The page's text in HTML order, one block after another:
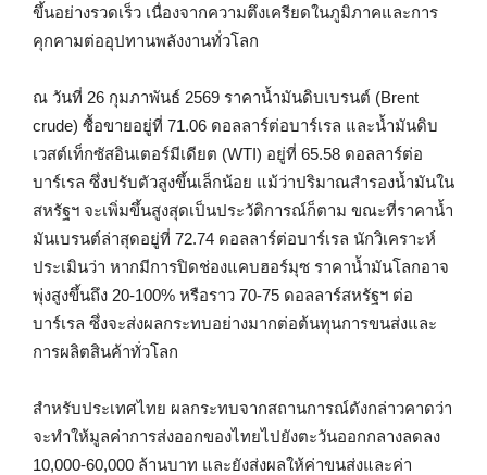
ขึ้นอย่างรวดเร็ว เนื่องจากความตึงเครียดในภูมิภาคและการ
คุกคามต่ออุปทานพลังงานทั่วโลก
ณ วันที่ 26 กุมภาพันธ์ 2569 ราคาน้ำมันดิบเบรนต์ (Brent
crude) ซื้อขายอยู่ที่ 71.06 ดอลลาร์ต่อบาร์เรล และน้ำมันดิบ
เวสต์เท็กซัสอินเตอร์มีเดียต (WTI) อยู่ที่ 65.58 ดอลลาร์ต่อ
บาร์เรล ซึ่งปรับตัวสูงขึ้นเล็กน้อย แม้ว่าปริมาณสำรองน้ำมันใน
สหรัฐฯ จะเพิ่มขึ้นสูงสุดเป็นประวัติการณ์ก็ตาม ขณะที่ราคาน้ำ
มันเบรนต์ล่าสุดอยู่ที่ 72.74 ดอลลาร์ต่อบาร์เรล นักวิเคราะห์
ประเมินว่า หากมีการปิดช่องแคบฮอร์มุซ ราคาน้ำมันโลกอาจ
พุ่งสูงขึ้นถึง 20-100% หรือราว 70-75 ดอลลาร์สหรัฐฯ ต่อ
บาร์เรล ซึ่งจะส่งผลกระทบอย่างมากต่อต้นทุนการขนส่งและ
การผลิตสินค้าทั่วโลก
สำหรับประเทศไทย ผลกระทบจากสถานการณ์ดังกล่าวคาดว่า
จะทำให้มูลค่าการส่งออกของไทยไปยังตะวันออกกลางลดลง
10,000-60,000 ล้านบาท และยังส่งผลให้ค่าขนส่งและค่า